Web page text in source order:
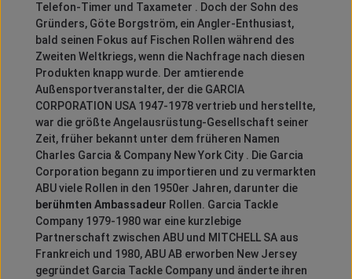
Telefon-Timer und Taxameter . Doch der Sohn des
Gründers, Göte Borgström, ein Angler-Enthusiast,
bald seinen Fokus auf Fischen Rollen während des
Zweiten Weltkriegs, wenn die Nachfrage nach diesen
Produkten knapp wurde. Der amtierende
Außensportveranstalter, der die GARCIA
CORPORATION USA 1947-1978 vertrieb und herstellte,
war die größte Angelausrüstung-Gesellschaft seiner
Zeit, früher bekannt unter dem früheren Namen
Charles Garcia & Company New York City . Die Garcia
Corporation begann zu importieren und zu vermarkten
ABU viele Rollen in den 1950er Jahren, darunter die
berühmten Ambassadeur Rollen. Garcia Tackle
Company 1979-1980 war eine kurzlebige
Partnerschaft zwischen ABU und MITCHELL SA aus
Frankreich und 1980, ABU AB erworben New Jersey
gegründet Garcia Tackle Company und änderte ihren